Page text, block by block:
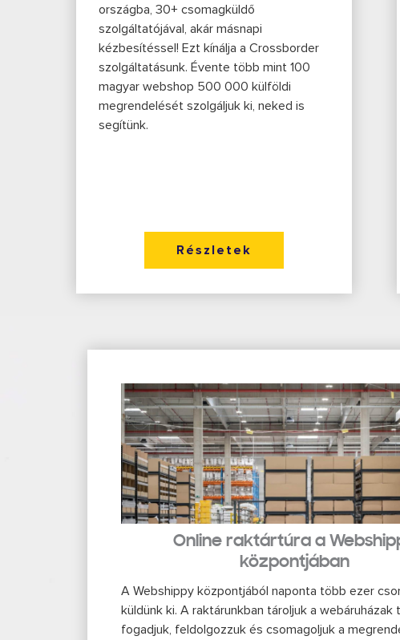
országba, 30+ csomagküldő
szolgáltatójával, akár másnapi
kézbesítéssel! Ezt kínálja a Crossborder
szolgáltatásunk. Évente több mint 100
magyar webshop 500 000 külföldi
megrendelését szolgáljuk ki, neked is
segítünk.
Részletek
Online raktártúra a
központjában
A Webshippy központjából naponta több ezer
küldünk ki. A raktárunkban tároljuk a webáruházak
fogadjuk, feldolgozzuk és csomagoljuk a